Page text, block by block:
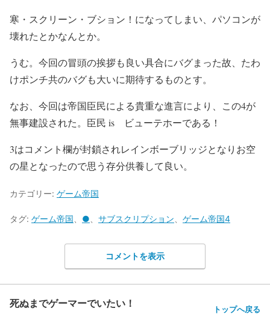
寒・スクリーン・ブション！になってしまい、パソコンが
壊れたとかなんとか。
うむ。今回の冒頭の挨拶も良い具合にバグまった故、たわ
けポンチ共のバグも大いに期待するものとす。
なお、今回は帝国臣民による貴重な進言により、この4が
無事建設された。臣民 is ビューテホーである！
3はコメント欄が封鎖されレインボーブリッジとなりお空
の星となったので思う存分供養して良い。
カテゴリー: ゲーム帝国
タグ: ゲーム帝国 ● サブスクリプション ゲーム帝国4
コメントを表示
死ぬまでゲーマーでいたい！ トップへ戻る